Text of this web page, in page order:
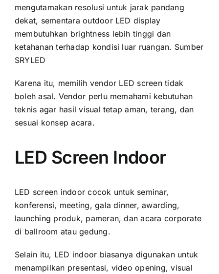
mengutamakan resolusi untuk jarak pandang
dekat, sementara outdoor LED display
membutuhkan brightness lebih tinggi dan
ketahanan terhadap kondisi luar ruangan. Sumber
SRYLED
Karena itu, memilih vendor LED screen tidak
boleh asal. Vendor perlu memahami kebutuhan
teknis agar hasil visual tetap aman, terang, dan
sesuai konsep acara.
LED Screen Indoor
LED screen indoor cocok untuk seminar,
konferensi, meeting, gala dinner, awarding,
launching produk, pameran, dan acara corporate
di ballroom atau gedung.
Selain itu, LED indoor biasanya digunakan untuk
menampilkan presentasi, video opening, visual